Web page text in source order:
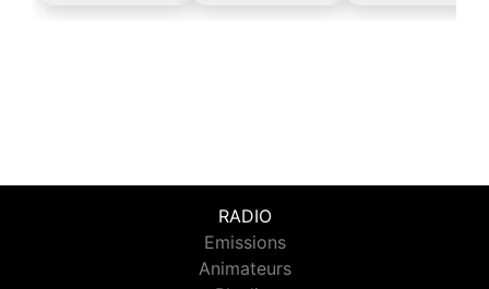
RADIO
Emissions
Animateurs